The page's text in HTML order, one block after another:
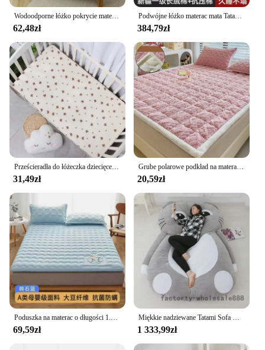
62,48zł
Podwójne łóżko materac mata Tatami spania pojedyncza na całe materac kempingowy rozmiar Queen japońskiej sypialni Materassi postmodernistyczne meble
384,79zł
31,49zł
Grube polarowe podkład na materac ciepły polar koralowy czerwony koc podkładki na zimę w jednolitym kolorze prześcieradło obudowa ochronna do podwójnych łóżek
20,59zł
69,59zł 1 333,99zł